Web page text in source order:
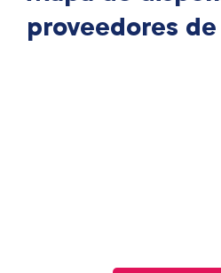
proveedores